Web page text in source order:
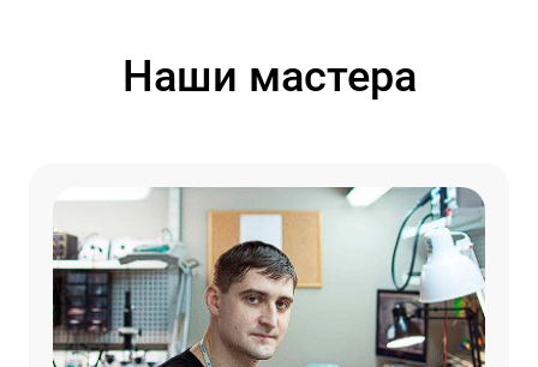
Наши мастера